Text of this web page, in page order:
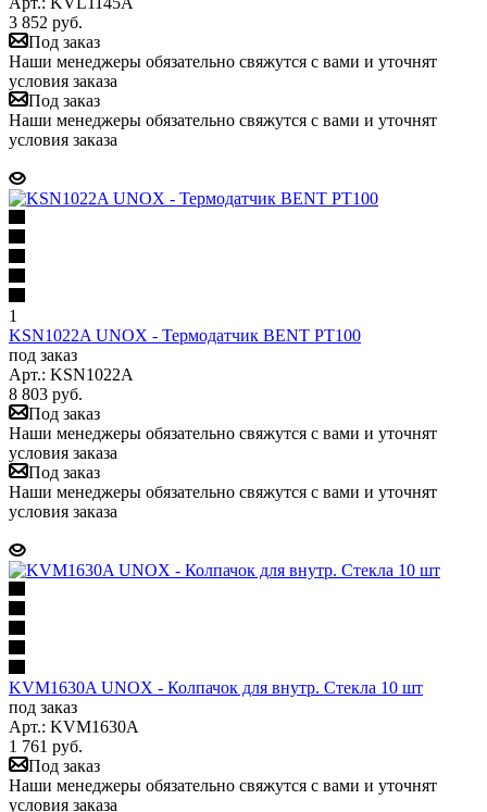
3 852 руб.
Под заказ
Наши менеджеры обязательно свяжутся с вами и уточнят
условия заказа
Под заказ
Наши менеджеры обязательно свяжутся с вами и уточнят
условия заказа
1
KSN1022A UNOX - Термодатчик BENT PT100
под заказ
Арт.: KSN1022A
8 803 руб.
Под заказ
Наши менеджеры обязательно свяжутся с вами и уточнят
условия заказа
Под заказ
Наши менеджеры обязательно свяжутся с вами и уточнят
условия заказа
KVM1630A UNOX - Колпачок для внутр. Стекла 10 шт
под заказ
Арт.: KVM1630A
1 761 руб.
Под заказ
Наши менеджеры обязательно свяжутся с вами и уточнят
условия заказа